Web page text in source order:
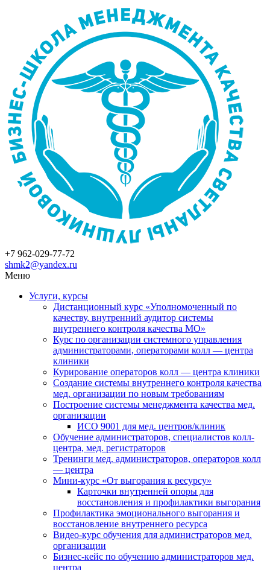
+7 962-029-77-72
shmk2@yandex.ru
Меню
Услуги, курсы
Дистанционный курс «Уполномоченный по
качеству, внутренний аудитор системы
внутреннего контроля качества МО»
Курс по организации системного управления
администраторами, операторами колл — центра
клиники
Курирование операторов колл — центра клиники
Создание системы внутреннего контроля качества
мед. организации по новым требованиям
Построение системы менеджмента качества мед.
организации
ИСО 9001 для мед. центров/клиник
Обучение администраторов, специалистов колл-
центра, мед. регистраторов
Тренинги мед. администраторов, операторов колл
— центра
Мини-курс «От выгорания к ресурсу»
Карточки внутренней опоры для
восстановления и профилактики выгорания
Профилактика эмоционального выгорания и
восстановление внутреннего ресурса
Видео-курс обучения для администраторов мед.
организации
Бизнес-кейс по обучению администраторов мед.
центра